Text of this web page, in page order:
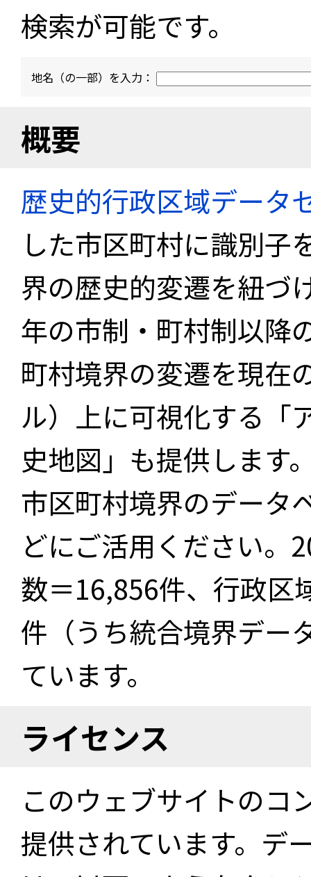
検索が可能です。
地名（の一部）を入力：
概要
歴史的行政区域データ
した市区町村に識別子
界の歴史的変遷を紐づ
年の市制・町村制以降
町村境界の変遷を現在
ル）上に可視化する「
史地図」も提供します
市区町村境界のデータ
どにご活用ください。
数＝16,856件、行政区
件（うち統合境界デー
ています。
ライセンス
このウェブサイトのコ
提供されています。デ